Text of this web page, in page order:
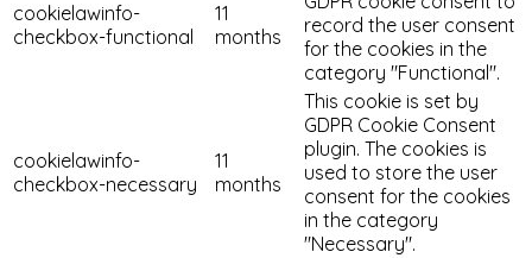
cookielawinfo-
checkbox-functional
11
months
record the user consent
for the cookies in the
category "Functional".
cookielawinfo-
checkbox-necessary
11
months
This cookie is set by
GDPR Cookie Consent
plugin. The cookies is
used to store the user
consent for the cookies
in the category
"Necessary".